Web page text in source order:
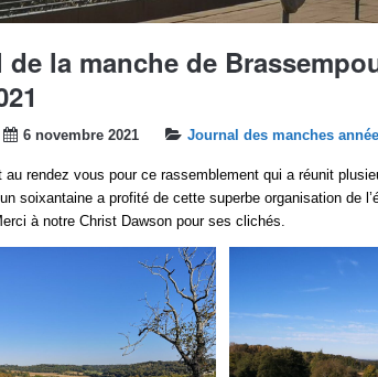
la manche de
6 novembre 2021 Journal des manches
au rendez vous pour ce rassemblement qui a réunit
soixantaine a profité de cette superbe organisation de
à notre Christ Dawson pour ses clichés.